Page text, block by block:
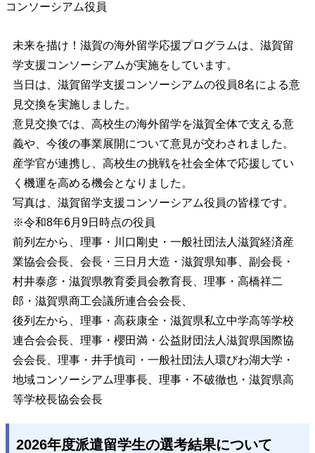
コンソーシアム役員
未来を描け！滋賀の海外留学応援プログラムは、滋賀留
学支援コンソーシアムが実施をしています。
当日は、滋賀留学支援コンソーシアムの役員8名による意
見交換を実施しました。
意見交換では、高校生の海外留学を滋賀全体で支える意
義や、今後の事業展開について意見が交わされました。
産学官が連携し、高校生の挑戦を社会全体で応援してい
く機運を高める機会となりました。
写真は、滋賀留学支援コンソーシアム役員の皆様です。
※令和8年6月9日時点の役員
前列左から、理事・川口剛史・一般社団法人滋賀経済産
業協会会長、会長・三日月大造・滋賀県知事、副会長・
村井泰彦・滋賀県教育委員会教育長、理事・高橋祥二
郎・滋賀県商工会議所連合会会長、
後列左から、理事・高萩康全・滋賀県私立中学高等学校
連合会会長、理事・櫻田満・公益財団法人滋賀県国際協
会会長、理事・井手慎司・一般社団法人環びわ湖大学・
地域コンソーシアム理事長、理事・不破徹也・滋賀県高
等学校長協会会長
2026年度派遣留学生の選考結果について